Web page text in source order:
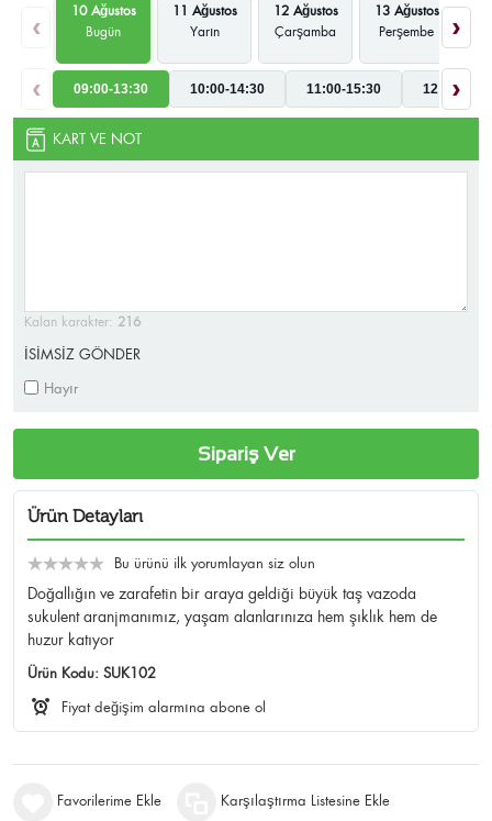
‹
10 Ağustos
Bugün
11 Ağustos
Yarın
12 Ağustos
Çarşamba
13 Ağustos
Perşembe
›
‹ 09:00-13:30 10:00-14:30 11:00-15:30 12:00-
›
KART VE NOT
Kalan karakter: 216
İSİMSİZ GÖNDER
Hayır
Sipariş Ver
Ürün Detayları
Bu ürünü ilk yorumlayan siz olun
Doğallığın ve zarafetin bir araya geldiği büyük taş vazoda
sukulent aranjmanımız, yaşam alanlarınıza hem şıklık hem de
huzur katıyor
Ürün Kodu: SUK102
Fiyat değişim alarmına abone ol
Favorilerime Ekle Karşılaştırma Listesine Ekle